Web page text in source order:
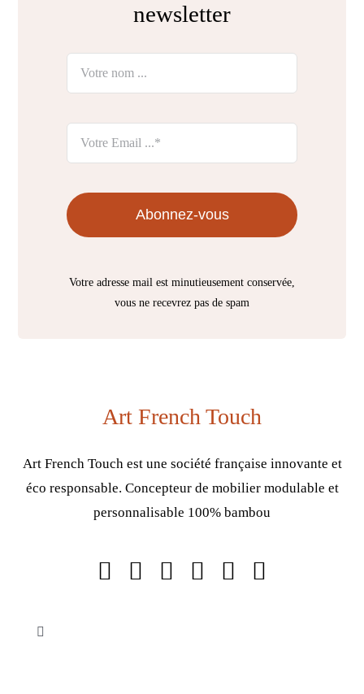
newsletter
Abonnez-vous
Votre adresse mail est minutieusement conservée,
vous ne recevrez pas de spam
Art French Touch
Art French Touch est une société française innovante et
éco responsable. Concepteur de mobilier modulable et
personnalisable 100% bambou
Toggle